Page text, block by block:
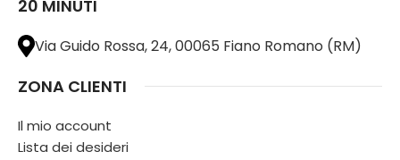
20 MINUTI
Via Guido Rossa, 24, 00065 Fiano Romano (RM)
ZONA CLIENTI
Il mio account
Lista dei desideri